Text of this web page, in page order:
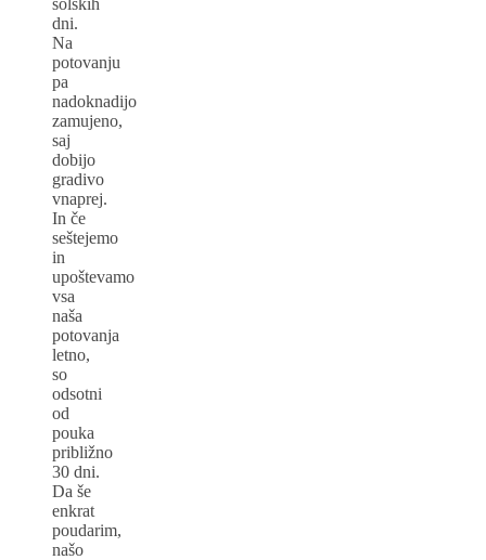
šolskih
dni.
Na
potovanju
pa
nadoknadijo
zamujeno,
saj
dobijo
gradivo
vnaprej.
In če
seštejemo
in
upoštevamo
vsa
naša
potovanja
letno,
so
odsotni
od
pouka
približno
30 dni.
Da še
enkrat
poudarim,
našo